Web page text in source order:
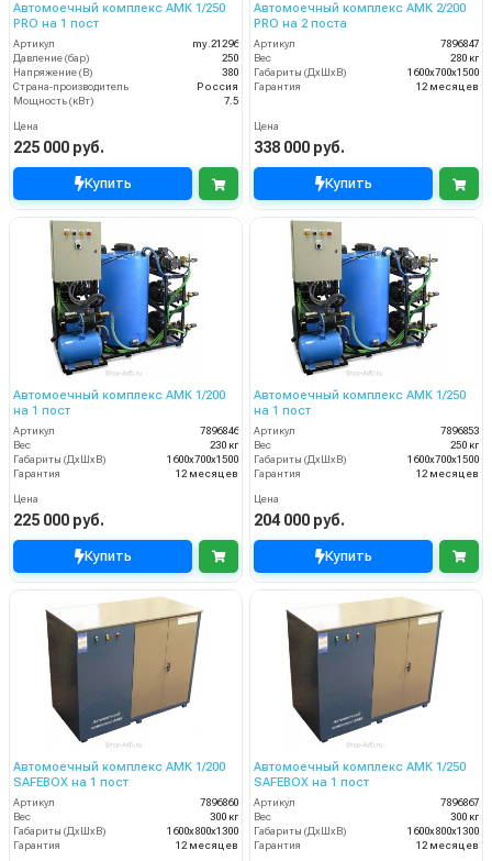
Автомоечный комплекс АМК 1/250
PRO на 1 пост
Артикул
my.21296
Давление (бар)
250
Напряжение (В)
380
Страна-производитель
Россия
Мощность (кВт)
7.5
Цена
225 000 руб.
Купить
Автомоечный комплекс АМК 2/200
PRO на 2 поста
Артикул
7896847
Вес
280 кг
Габариты (ДхШхВ)
1600х700х1500
Гарантия
12 месяцев
Цена
338 000 руб.
Купить
Автомоечный комплекс АМК 1/200
на 1 пост
Артикул
7896846
Вес
230 кг
Габариты (ДхШхВ)
1600х700х1500
Гарантия
12 месяцев
Цена
225 000 руб.
Купить
Автомоечный комплекс АМК 1/250
на 1 пост
Артикул
7896853
Вес
250 кг
Габариты (ДхШхВ)
1600х700х1500
Гарантия
12 месяцев
Цена
204 000 руб.
Купить
Автомоечный комплекс АМК 1/200
SAFEBOX на 1 пост
Артикул
7896860
Вес
300 кг
Габариты (ДхШхВ)
1600х800х1300
Гарантия
12 месяцев
Автомоечный комплекс АМК 1/250
SAFEBOX на 1 пост
Артикул
7896867
Вес
300 кг
Габариты (ДхШхВ)
1600х800х1300
Гарантия
12 месяцев